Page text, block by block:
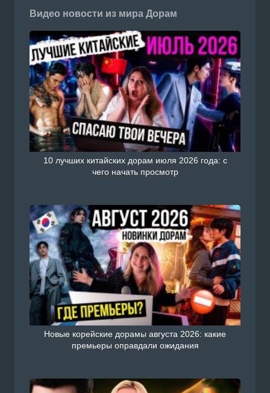
Видео новости из мира Дорам
10 лучших китайских дорам июля 2026 года: с
чего начать просмотр
Новые корейские дорамы августа 2026: какие
премьеры оправдали ожидания